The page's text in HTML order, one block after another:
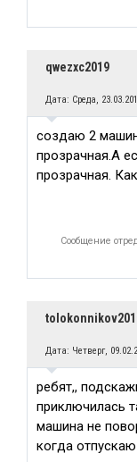
qwezxc2019
Дата: Среда,
создаю 2
прозрачная.А
прозрачная.
Сообщение
Дата: Четверг,
ребят,,
приключилась
машина не
когда